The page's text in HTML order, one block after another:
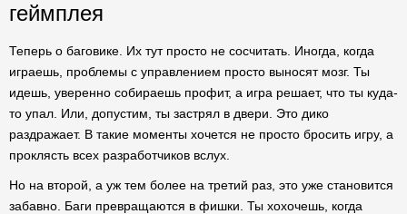
геймплея
Теперь о баговике. Их тут просто не сосчитать. Иногда, когда
играешь, проблемы с управлением просто выносят мозг. Ты
идешь, уверенно собираешь профит, а игра решает, что ты куда-
то упал. Или, допустим, ты застрял в двери. Это дико
раздражает. В такие моменты хочется не просто бросить игру, а
проклясть всех разработчиков вслух.
Но на второй, а уж тем более на третий раз, это уже становится
забавно. Баги превращаются в фишки. Ты хохочешь, когда